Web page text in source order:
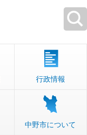
行政情報
中野市について